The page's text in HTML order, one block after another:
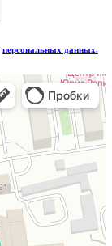
персональных данных.